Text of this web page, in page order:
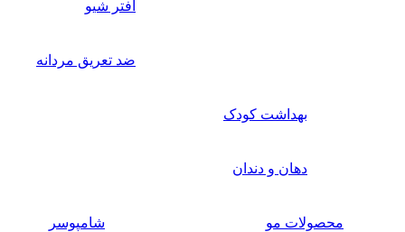
افتر شیو
ضد تعریق مردانه
بهداشت کودک
دهان و دندان
محصولات مو شامپوسر